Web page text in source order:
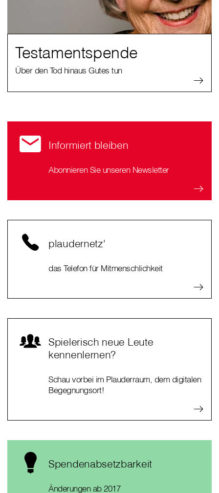
Testamentspende
Über den Tod hinaus Gutes tun
Informiert bleiben
Abonnieren Sie unseren Newsletter
plaudernetz'
das Telefon für Mitmenschlichkeit
Spielerisch neue Leute
kennenlernen?
Schau vorbei im Plauderraum, dem digitalen
Begegnungsort!
Spendenabsetzbarkeit
Änderungen ab 2017